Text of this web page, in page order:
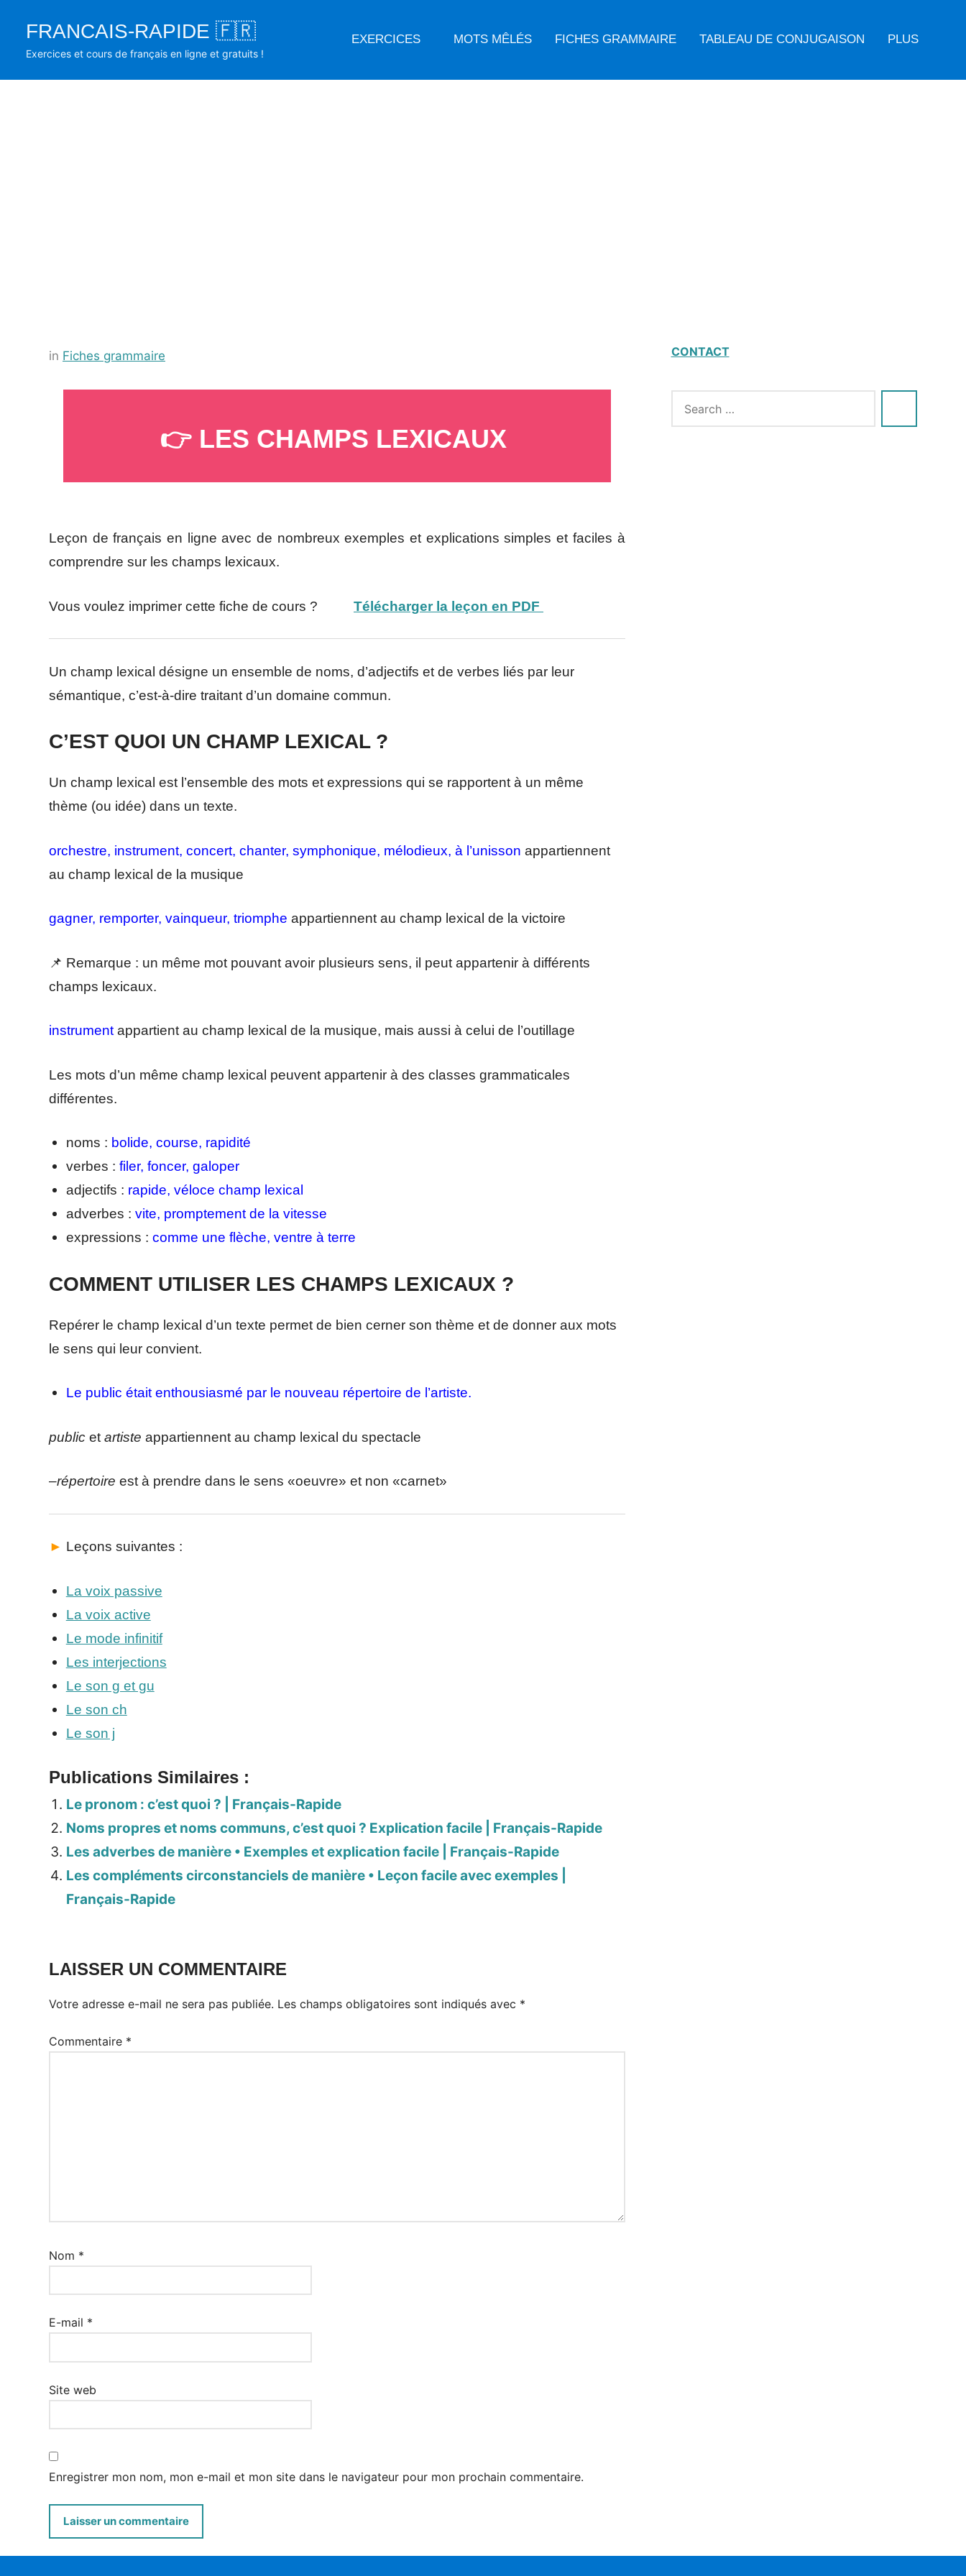
content
FRANCAIS-RAPIDE 🇫🇷
Exercices et cours de français en ligne et gratuits !
EXERCICES MOTS MÊLÉS FICHES GRAMMAIRE TABLEAU DE CONJUGAISON PLUS
Posted
by
in Fiches grammaire
👉 LES CHAMPS LEXICAUX
Leçon de français en ligne avec de nombreux exemples et explications simples et faciles à
comprendre sur les champs lexicaux.
Vous voulez imprimer cette fiche de cours ? Télécharger la leçon en PDF
Un champ lexical désigne un ensemble de noms, d’adjectifs et de verbes liés par leur
sémantique, c’est-à-dire traitant d’un domaine commun.
C’EST QUOI UN CHAMP LEXICAL ?
Un champ lexical est l’ensemble des mots et expressions qui se rapportent à un même
thème (ou idée) dans un texte.
orchestre, instrument, concert, chanter, symphonique, mélodieux, à l’unisson appartiennent
au champ lexical de la musique
gagner, remporter, vainqueur, triomphe appartiennent au champ lexical de la victoire
📌 Remarque : un même mot pouvant avoir plusieurs sens, il peut appartenir à différents
champs lexicaux.
instrument appartient au champ lexical de la musique, mais aussi à celui de l’outillage
Les mots d’un même champ lexical peuvent appartenir à des classes grammaticales
différentes.
noms : bolide, course, rapidité
verbes : filer, foncer, galoper
adjectifs : rapide, véloce champ lexical
adverbes : vite, promptement de la vitesse
expressions : comme une flèche, ventre à terre
COMMENT UTILISER LES CHAMPS LEXICAUX ?
Repérer le champ lexical d’un texte permet de bien cerner son thème et de donner aux mots
le sens qui leur convient.
Le public était enthousiasmé par le nouveau répertoire de l’artiste.
public et artiste appartiennent au champ lexical du spectacle
–répertoire est à prendre dans le sens «oeuvre» et non «carnet»
► Leçons suivantes :
La voix passive
La voix active
Le mode infinitif
Les interjections
Le son g et gu
Le son ch
Le son j
Publications Similaires :
Le pronom : c’est quoi ? | Français-Rapide
Noms propres et noms communs, c’est quoi ? Explication facile | Français-Rapide
Les adverbes de manière • Exemples et explication facile | Français-Rapide
Les compléments circonstanciels de manière • Leçon facile avec exemples |
Français-Rapide
LAISSER UN COMMENTAIRE
Votre adresse e-mail ne sera pas publiée. Les champs obligatoires sont indiqués avec *
Commentaire *
Nom *
E-mail *
Site web
Enregistrer mon nom, mon e-mail et mon site dans le navigateur pour mon prochain commentaire.
CONTACT